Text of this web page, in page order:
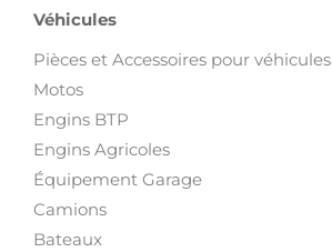
Véhicules
Pièces et Accessoires pour véhicules
Motos
Engins BTP
Engins Agricoles
Équipement Garage
Camions
Bateaux